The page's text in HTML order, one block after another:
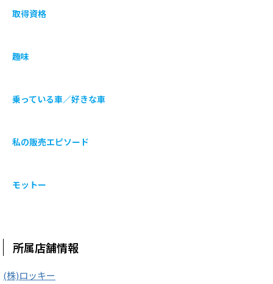
取得資格
趣味
乗っている車／好きな車
私の販売エピソード
モットー
所属店舗情報
(株)ロッキー